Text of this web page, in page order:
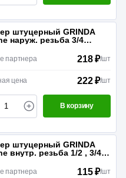
штуцерный GRINDA
наруж. резьба 3/4
партнера 218 ₽/шт
цена 222 ₽/шт
В корзину
штуцерный GRINDA
внутр. резьба 1/2 , 3/4
партнера 115 ₽/шт